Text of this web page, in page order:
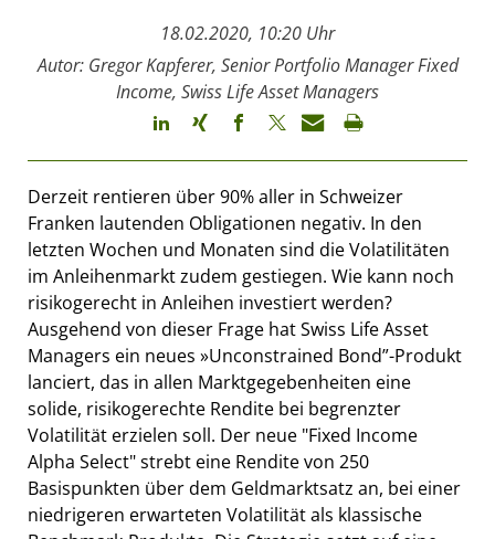
18.02.2020, 10:20 Uhr
Autor: Gregor Kapferer, Senior Portfolio Manager Fixed
Income, Swiss Life Asset Managers
Derzeit rentieren über 90% aller in Schweizer
Franken lautenden Obligationen negativ. In den
letzten Wochen und Monaten sind die Volatilitäten
im Anleihenmarkt zudem gestiegen. Wie kann noch
risikogerecht in Anleihen investiert werden?
Ausgehend von dieser Frage hat Swiss Life Asset
Managers ein neues »Unconstrained Bond”-Produkt
lanciert, das in allen Marktgegebenheiten eine
solide, risikogerechte Rendite bei begrenzter
Volatilität erzielen soll. Der neue "Fixed Income
Alpha Select" strebt eine Rendite von 250
Basispunkten über dem Geldmarktsatz an, bei einer
niedrigeren erwarteten Volatilität als klassische